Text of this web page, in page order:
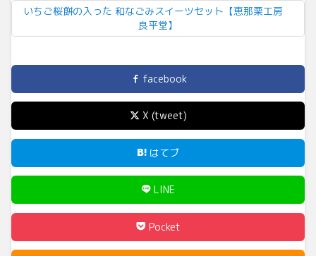
いちご桜餅の入った 和なごみスイーツセット【恵那栗工房
良平堂】
facebook
X (tweet)
はてブ
LINE
Pocket